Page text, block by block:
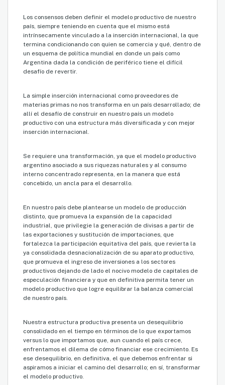
Los consensos deben definir el modelo productivo de nuestro
país, siempre teniendo en cuenta que el mismo está
intrínsecamente vinculado a la inserción internacional, la que
termina condicionando con quien se comercia y qué, dentro de
un esquema de política mundial en donde un país como
Argentina dada la condición de periférico tiene el difícil
desafío de revertir.
La simple inserción internacional como proveedores de
materias primas no nos transforma en un país desarrollado; de
allí el desafío de construir en nuestro país un modelo
productivo con una estructura más diversificada y con mejor
inserción internacional.
Se requiere una transformación, ya que el modelo productivo
argentino asociado a sus riquezas naturales y al consumo
interno concentrado representa, en la manera que está
concebido, un ancla para el desarrollo.
En nuestro país debe plantearse un modelo de producción
distinto, que promueva la expansión de la capacidad
industrial, que privilegie la generación de divisas a partir de
las exportaciones y sustitución de importaciones, que
fortalezca la participación equitativa del país, que revierta la
ya consolidada desnacionalización de su aparato productivo,
que promueva el ingreso de inversiones a los sectores
productivos dejando de lado el nocivo modelo de capitales de
especulación financiera y que en definitiva permita tener un
modelo productivo que logre equilibrar la balanza comercial
de nuestro país.
Nuestra estructura productiva presenta un desequilibrio
consolidado en el tiempo en términos de lo que exportamos
versus lo que importamos que, aun cuando el país crece,
enfrentamos el dilema de cómo financiar ese crecimiento. Es
ese desequilibrio, en definitiva, el que debemos enfrentar si
aspiramos a iniciar el camino del desarrollo; en sí, transformar
el modelo productivo.